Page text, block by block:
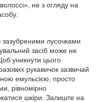
не з огляду на
зазубреними лусочками
засіб може не
уникнути цього
рукавичок зазвичай
емульсією, просто
рівномірно
шкіри. Залиште на